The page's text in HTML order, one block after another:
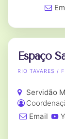
Espaço
RIO TAVARES /
Servidão
Email